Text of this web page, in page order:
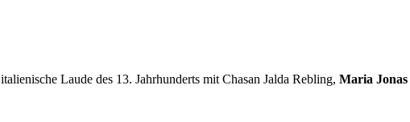
Laude des 13. Jahrhunderts mit Chasan Jalda Rebling, Maria Jonas